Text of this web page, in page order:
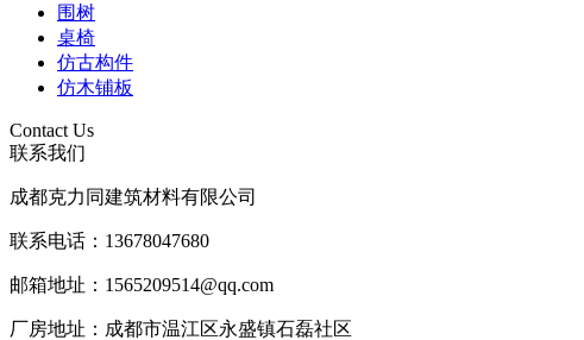
围树
桌椅
仿古构件
仿木铺板
Contact Us
联系我们
成都克力同建筑材料有限公司
联系电话： 13678047680
邮箱地址：1565209514@qq.com
厂房地址：成都市温江区永盛镇石磊社区